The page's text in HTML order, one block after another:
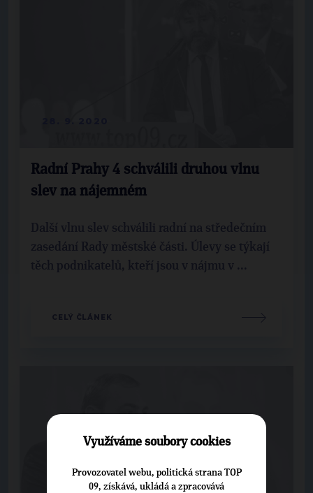
Radní Prahy 4 schválili druhou vlnu
slev na nájemném
Další vlnu slev schválili radní na středečním
zasedání Rady městské části. Úlevy se týkají
těch podnikatelů, kteří jsou v nájmu v ...
CELÝ ČLÁNEK
Využíváme soubory cookies
Provozovatel webu, politická strana TOP
09, získává, ukládá a zpracovává